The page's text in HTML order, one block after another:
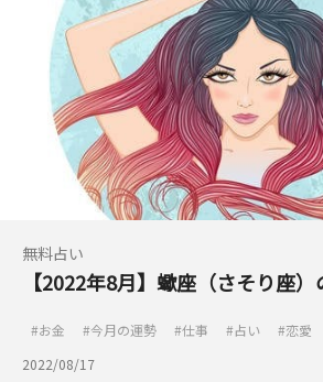
無料占い
【2022年8月】蠍座（さそり座
お金 今月の運勢 仕事 占い
恋愛
2022/08/17